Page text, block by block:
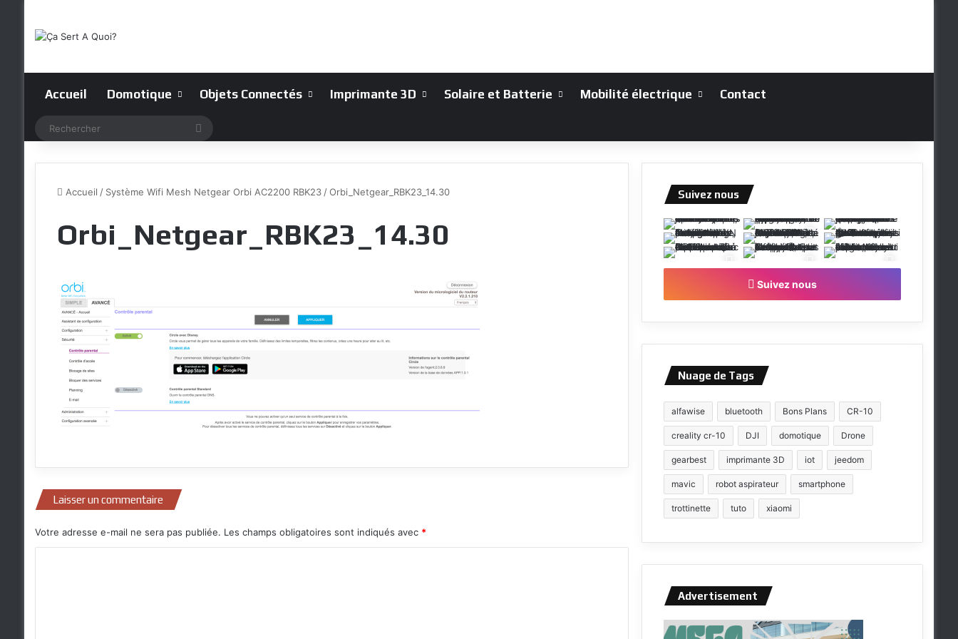
Accueil Domotique Objets Connectés Imprimante 3D Solaire et Batterie Mobilité électrique Contact
Accueil / Système Wifi Mesh Netgear Orbi AC2200 RBK23 / Orbi_Netgear_RBK23_14.30
Orbi_Netgear_RBK23_14.30
Laisser un commentaire
Votre adresse e-mail ne sera pas publiée. Les champs obligatoires sont indiqués avec *
Suivez nous
Suivez nous
Nuage de Tags
alfawise bluetooth Bons Plans CR-10
creality cr-10 DJI domotique Drone
gearbest imprimante 3D iot jeedom
mavic robot aspirateur smartphone
trottinette tuto xiaomi
Advertisement